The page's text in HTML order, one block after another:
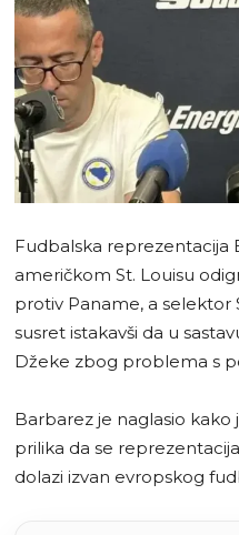
Fudbalska reprezentacija
američkom St. Louisu
protiv Paname, a selektor
susret istakavši da u
Džeke zbog problema s
Barbarez je naglasio
prilika da se
dolazi izvan evropskog